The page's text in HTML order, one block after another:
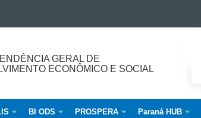
GERAL DE
ECONÔMICO E SOCIAL
BI ODS PROSPERA Paraná HUB